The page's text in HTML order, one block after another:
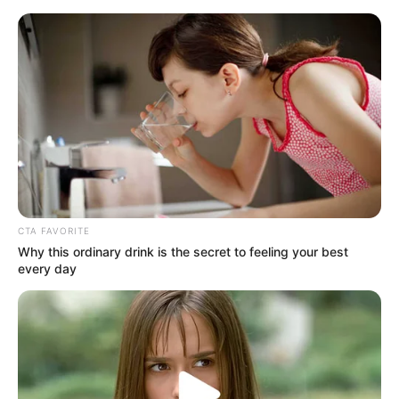
Dave Grusin "Trzy dni Kondora" -
recenzja soundtracku [VINYL]
Tadeusz Skarbek 29 czerwca 2018 Artykuły
Nie samymi nowościami soundtrackowymi żyje kolekcjoner.
CTA FAVORITE
Why this ordinary drink is the secret to feeling your best
every day